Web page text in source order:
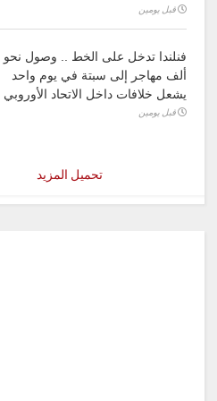
قبل يومين
ألف مهاجر إلى سبتة في يوم واحد
يشعل خلافات داخل الاتحاد الأوروبي
قبل يومين
تحميل المزيد